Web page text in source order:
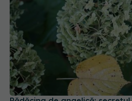
Rădăcina de angelică:
femeilor
27 noi 2025, 14:00